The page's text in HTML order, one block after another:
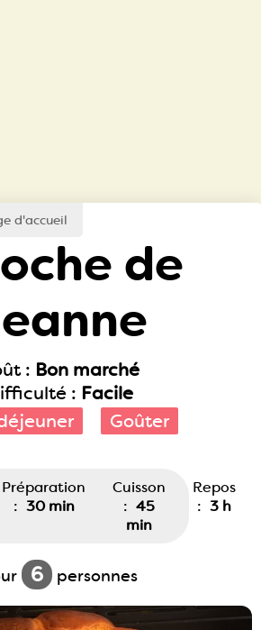
d'accueil
de
: Bon marché
: Facile
Goûter
Préparation
: 30 min
Cuisson
: 45
min
Repos
: 3 h
6 personnes